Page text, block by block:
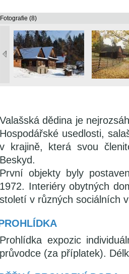
Fotografie (8)
Valašská dědina je
Hospodářské usedlosti,
v krajině, která svou
Beskyd.
První objekty byly
1972. Interiéry obytných
století v různých sociálních
Prohlídka expozic
průvodce (za příplatek).